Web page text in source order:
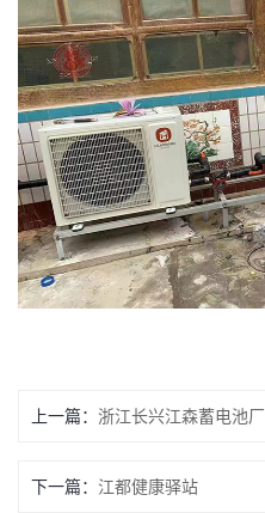
上一篇： 浙江长兴江森蓄电池厂
下一篇： 江都健康驿站